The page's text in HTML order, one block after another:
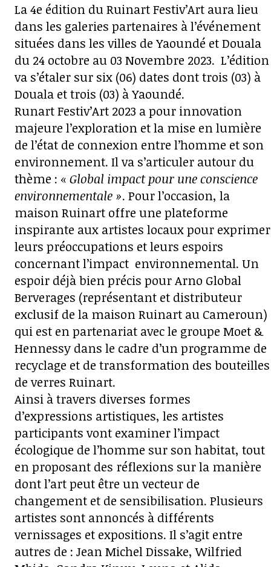
La 4e édition du Ruinart Festiv’Art aura lieu
dans les galeries partenaires à l’événement
situées dans les villes de Yaoundé et Douala
du 24 octobre au 03 Novembre 2023. L’édition
va s’étaler sur six (06) dates dont trois (03) à
Douala et trois (03) à Yaoundé.
Runart Festiv’Art 2023 a pour innovation
majeure l’exploration et la mise en lumière
de l’état de connexion entre l’homme et son
environnement. Il va s’articuler autour du
thème : « Global impact pour une conscience
environnementale ». Pour l’occasion, la
maison Ruinart offre une plateforme
inspirante aux artistes locaux pour exprimer
leurs préoccupations et leurs espoirs
concernant l’impact environnemental. Un
espoir déjà bien précis pour Arno Global
Berverages (représentant et distributeur
exclusif de la maison Ruinart au Cameroun)
qui est en partenariat avec le groupe Moet &
Hennessy dans le cadre d’un programme de
recyclage et de transformation des bouteilles
de verres Ruinart.
Ainsi à travers diverses formes
d’expressions artistiques, les artistes
participants vont examiner l’impact
écologique de l’homme sur son habitat, tout
en proposant des réflexions sur la manière
dont l’art peut être un vecteur de
changement et de sensibilisation. Plusieurs
artistes sont annoncés à différents
vernissages et expositions. Il s’agit entre
autres de : Jean Michel Dissake, Wilfried